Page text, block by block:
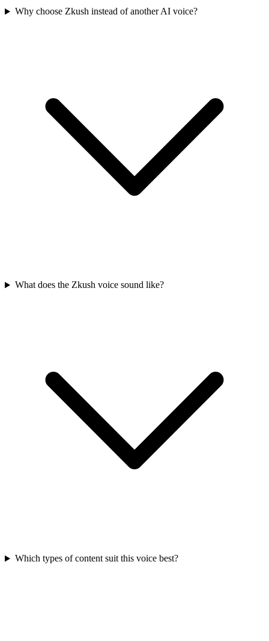
Why choose Zkush instead of another AI voice?
What does the Zkush voice sound like?
Which types of content suit this voice best?